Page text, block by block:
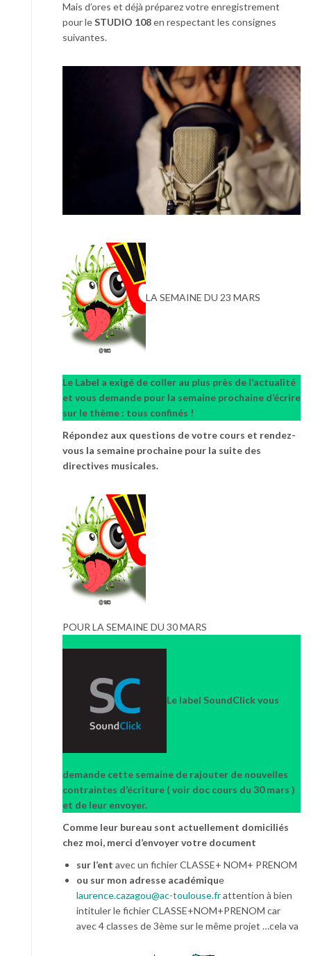
Mais d’ores et déjà préparez votre enregistrement
pour leSTUDIO 108en respectant les consignes
suivantes.
LA SEMAINE DU 23 MARS
Le Label a exigé de coller au plus près de l’actualité
et vous demande pour la semaine prochaine d’écrire
sur le thème : tous confinés !
Répondez aux questions de votre cours et rendez-
vous la semaine prochaine pour la suite des
directives musicales.
POUR LA SEMAINE DU 30 MARS
Le label SoundClick vous
demande cette semaine de rajouter de nouvelles
contraintes d’écriture ( voir doc cours du 30 mars )
et de leur envoyer.
Comme leur bureau sont actuellement domiciliés
chez moi, merci d’envoyer votre document
sur l’ent avec un fichier CLASSE+ NOM+ PRENOM
ou sur mon adresse académique
laurence.cazagou@ac-toulouse.frattention à bien
intituler le fichier CLASSE+NOM+PRENOM car
avec 4 classes de 3ème sur le même projet …cela va